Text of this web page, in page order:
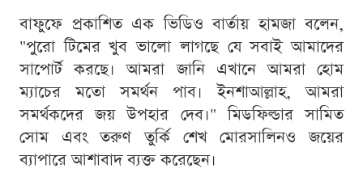
বাফুফে প্রকাশিত এক ভিডিও বার্তায় হামজা বলেন,
"পুরো টিমের খুব ভালো লাগছে যে সবাই আমাদের
সাপোর্ট করছে। আমরা জানি এখানে আমরা হোম
ম্যাচের মতো সমর্থন পাব। ইনশাআল্লাহ, আমরা
সমর্থকদের জয় উপহার দেব।" মিডফিল্ডার সামিত
সোম এবং তরুণ তুর্কি শেখ মোরসালিনও জয়ের
ব্যাপারে আশাবাদ ব্যক্ত করেছেন।